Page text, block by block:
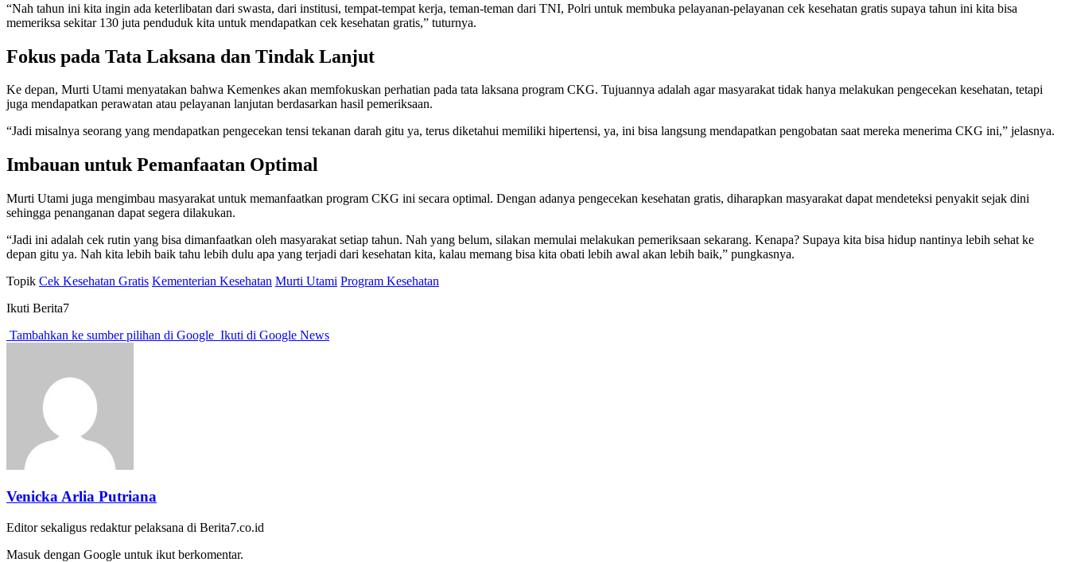
“Nah tahun ini kita ingin ada keterlibatan dari swasta, dari institusi, tempat-tempat kerja, teman-teman dari TNI, Polri untuk membuka pelayanan-pelayanan cek kesehatan gratis supaya tahun ini kita bisa
memeriksa sekitar 130 juta penduduk kita untuk mendapatkan cek kesehatan gratis,” tuturnya.
Fokus pada Tata Laksana dan Tindak Lanjut
Ke depan, Murti Utami menyatakan bahwa Kemenkes akan memfokuskan perhatian pada tata laksana program CKG. Tujuannya adalah agar masyarakat tidak hanya melakukan pengecekan kesehatan, tetapi
juga mendapatkan perawatan atau pelayanan lanjutan berdasarkan hasil pemeriksaan.
“Jadi misalnya seorang yang mendapatkan pengecekan tensi tekanan darah gitu ya, terus diketahui memiliki hipertensi, ya, ini bisa langsung mendapatkan pengobatan saat mereka menerima CKG ini,” jelasnya.
Imbauan untuk Pemanfaatan Optimal
Murti Utami juga mengimbau masyarakat untuk memanfaatkan program CKG ini secara optimal. Dengan adanya pengecekan kesehatan gratis, diharapkan masyarakat dapat mendeteksi penyakit sejak dini
sehingga penanganan dapat segera dilakukan.
“Jadi ini adalah cek rutin yang bisa dimanfaatkan oleh masyarakat setiap tahun. Nah yang belum, silakan memulai melakukan pemeriksaan sekarang. Kenapa? Supaya kita bisa hidup nantinya lebih sehat ke
depan gitu ya. Nah kita lebih baik tahu lebih dulu apa yang terjadi dari kesehatan kita, kalau memang bisa kita obati lebih awal akan lebih baik,” pungkasnya.
Topik Cek Kesehatan Gratis Kementerian Kesehatan Murti Utami Program Kesehatan
Ikuti Berita7
Tambahkan ke sumber pilihan di Google Ikuti di Google News
Venicka Arlia Putriana
Editor sekaligus redaktur pelaksana di Berita7.co.id
Masuk dengan Google untuk ikut berkomentar.